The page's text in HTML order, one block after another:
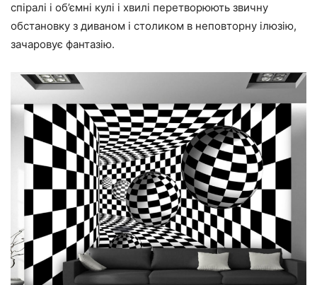
спіралі і об’ємні кулі і хвилі перетворюють звичну
обстановку з диваном і столиком в неповторну ілюзію,
зачаровує фантазію.